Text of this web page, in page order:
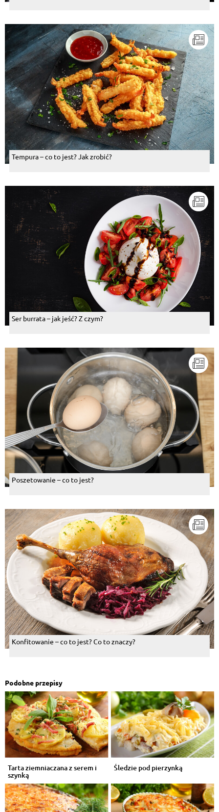
Tempura – co to jest? Jak zrobić?
Ser burrata – jak jeść? Z czym?
Poszetowanie – co to jest?
Konfitowanie – co to jest? Co to znaczy?
Podobne przepisy
Tarta ziemniaczana z serem i
szynką
Śledzie pod pierzynką